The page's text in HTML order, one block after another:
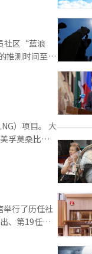
推测时间至今
但在6日才意
举报；△对
）项目。 大
孚莫桑比
）、美
国CNPC的
布扎比国有
。 该项目将
首次试运行
期被全球少
席执行官